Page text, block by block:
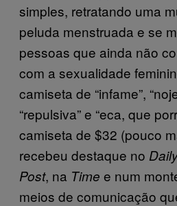
simples, retratando uma
peluda menstruada e se
pessoas que ainda não
com a sexualidade
camiseta de “infame”,
“repulsiva” e “eca, que
camiseta de $32 (pouco
recebeu destaque no
Post, na Time e num
meios de comunicação